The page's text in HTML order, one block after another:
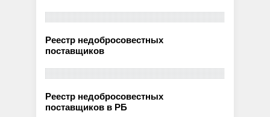
Реестр недобросовестных
поставщиков
Реестр недобросовестных
поставщиков в РБ